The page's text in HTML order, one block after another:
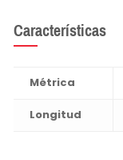
Características
Métrica
Longitud